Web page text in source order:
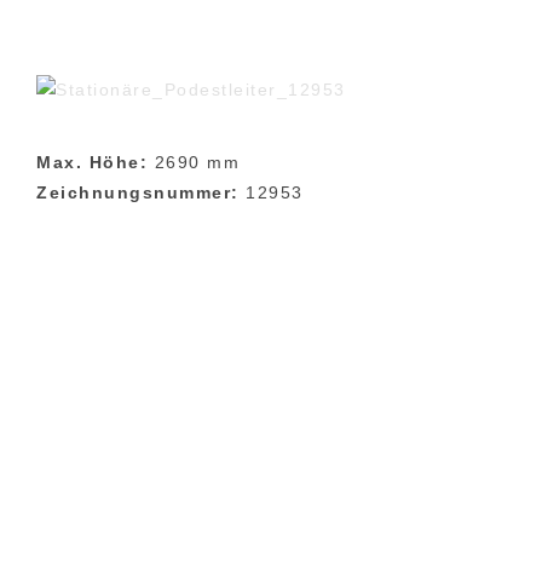
Max. Höhe: 2690 mm
Zeichnungsnummer: 12953